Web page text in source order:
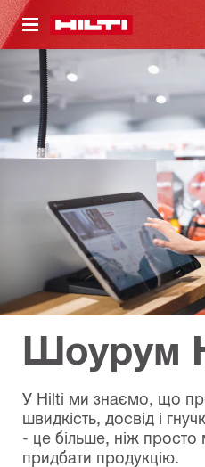
ЗМІСТУ
Шоурум
У Hilti ми знаємо, що
швидкість, досвід і
- це більше, ніж
придбати продукцію.